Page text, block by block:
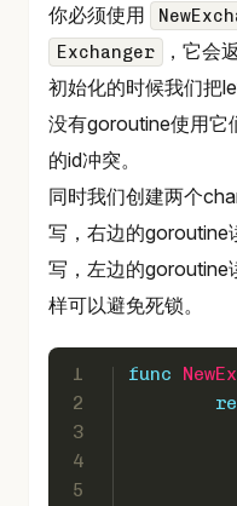
你必须使用
Exchanger ，它会
初始化的时候我们把
没有goroutine使用它
的id冲突。
同时我们创建两个
写，右边的goroutine
写，左边的goroutine
样可以避免死锁。
1
2
3
4
5
func